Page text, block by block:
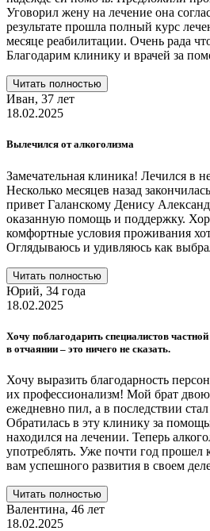
Уговорил жену на лечение она
результате прошла полный курс
месяце реабилитации. Очень рада
Благодарим клинику и врачей за
Читать полностью
Иван, 37 лет
18.02.2025
Вылечился от алкоголизма
Замечательная клиника! Лечился в
Несколько месяцев назад
привет Галанскому Денису
оказанную помощь и поддержку.
комфортные условия проживания
Оглядываюсь и удивляюсь как
Читать полностью
Юрий, 34 года
18.02.2025
Хочу поблагодарить специалистов
в отчаянии – это ничего не сказать.
Хочу выразить благодарность
их профессионализм! Мой брат
ежедневно пил, а в последствии
Обратилась в эту клинику за
находился на лечении. Теперь
употреблять. Уже почти год прошел
вам успешного развития в своем
Читать полностью
Валентина, 46 лет
18.02.2025